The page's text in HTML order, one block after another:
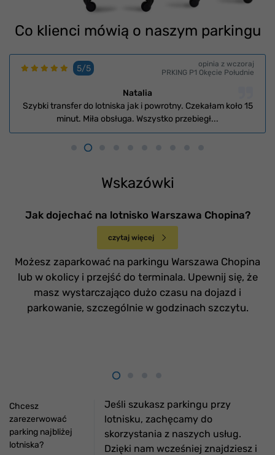
Co klienci mówią o naszym parkingu
5/5
opinia z wczoraj
PRKING P1 Okęcie Południe
Natalia
Szybki transfer do lotniska jak i powrotny. Czekałam koło 15
minut. Miła obsługa. Wszystko przebiegł...
Wskazówki
Jak dojechać na lotnisko Warszawa Chopina?
czytaj więcej
Możesz zaparkować na parkingu Warszawa Chopina
lub w okolicy i przejść do terminala. Upewnij się, że
masz wystarczająco dużo czasu na dojazd i
parkowanie, szczególnie w godzinach szczytu.
Chcesz
zarezerwować
parking najbliżej
lotniska?
Jeśli szukasz parkingu przy
lotnisku, zachęcamy do
skorzystania z naszych usług.
Dzięki nam wcześniej znajdziesz i